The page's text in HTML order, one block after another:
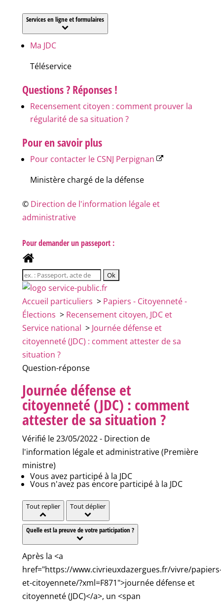
Services en ligne et formulaires
Ma JDC
Téléservice
Questions ? Réponses !
Recensement citoyen : comment prouver la
régularité de sa situation ?
Pour en savoir plus
Pour contacter le CSNJ Perpignan
Ministère chargé de la défense
© Direction de l'information légale et
administrative
Pour demander un passeport :
Accueil particuliers > Papiers - Citoyenneté -
Élections > Recensement citoyen, JDC et
Service national > Journée défense et
citoyenneté (JDC) : comment attester de sa
situation ?
Question-réponse
Journée défense et
citoyenneté (JDC) : comment
attester de sa situation ?
Vérifié le 23/05/2022 - Direction de
l'information légale et administrative (Première
ministre)
Vous avez participé à la JDC
Vous n'avez pas encore participé à la JDC
Tout replier Tout déplier
Quelle est la preuve de votre participation ?
Après la <a
href="https://www.civrieuxdazergues.fr/vivre/
et-citoyennete/?xml=F871">journée défense et
citoyenneté (JDC)</a>, un <span